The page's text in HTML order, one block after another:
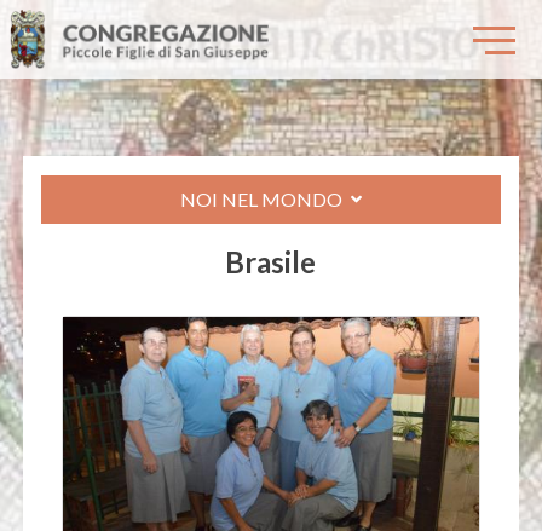
Brasile
NOI NEL MONDO